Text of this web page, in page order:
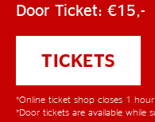
Door Ticket: €15,-
TICKETS
*Online ticket shop closes 1
*Door tickets are available while